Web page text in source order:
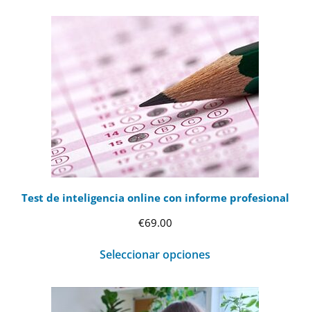
Test de inteligencia online con informe profesional
€69.00
Seleccionar opciones